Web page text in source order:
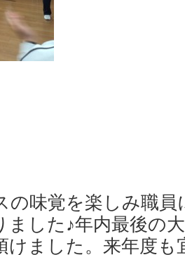
の味覚を楽しみ職
ました♪年内最後の
けました。来年度も